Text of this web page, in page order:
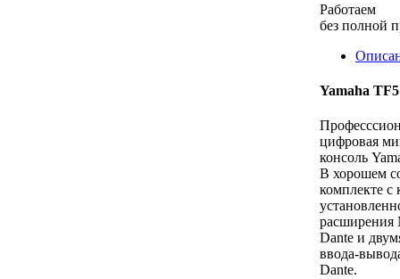
Работаем
без полной
Yamaha
цифровая
консоль
В хорошем
комплекте с
расширения
Dante и
ввода-
Dante.